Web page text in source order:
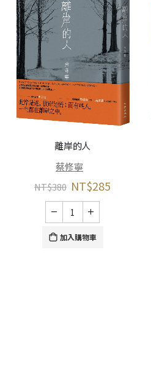
離岸的人
蔡修寧
NT$380 NT$285
加入購物車